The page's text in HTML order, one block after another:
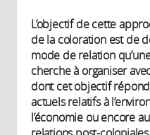
L’objectif de cette
de la coloration est de
mode de relation
cherche à organiser
dont cet objectif
actuels relatifs à
l’économie ou encore